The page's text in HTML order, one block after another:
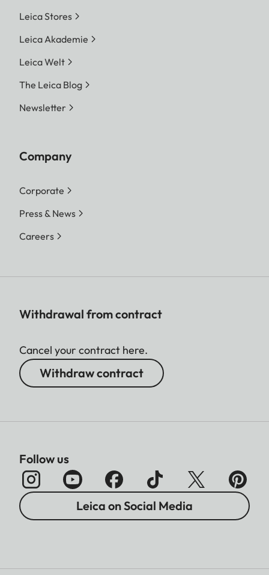
Leica Stores
Leica Akademie
Leica Welt
The Leica Blog
Newsletter
Company
Corporate
Press & News
Careers
Withdrawal from contract
Cancel your contract here.
Withdraw contract
Follow us
Leica on Social Media